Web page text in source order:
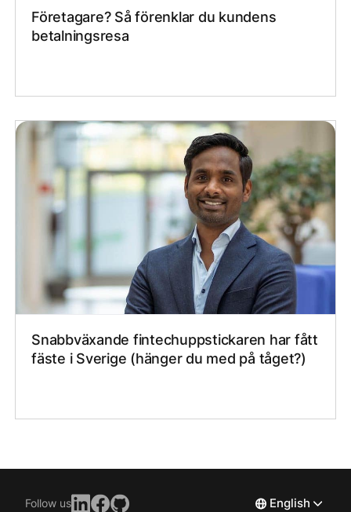
Företagare? Så förenklar du kundens
betalningsresa
Snabbväxande fintechuppstickaren har fått
fäste i Sverige (hänger du med på tåget?)
Follow us English